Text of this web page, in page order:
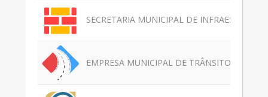
SECRETARIA MUNICIPAL DE
EMPRESA MUNICIPAL DE TRÂNSITO E